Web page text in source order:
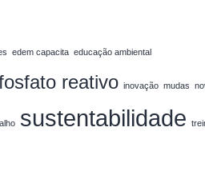
edem capacita educação ambiental
reativo inovação mudas
sustentabilidade